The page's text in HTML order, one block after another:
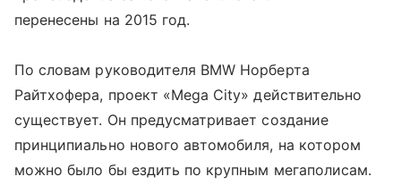
перенесены на 2015 год.
По словам руководителя BMW Норберта
Райтхофера, проект «Mega City» действительно
существует. Он предусматривает создание
принципиально нового автомобиля, на котором
можно было бы ездить по крупным мегаполисам.